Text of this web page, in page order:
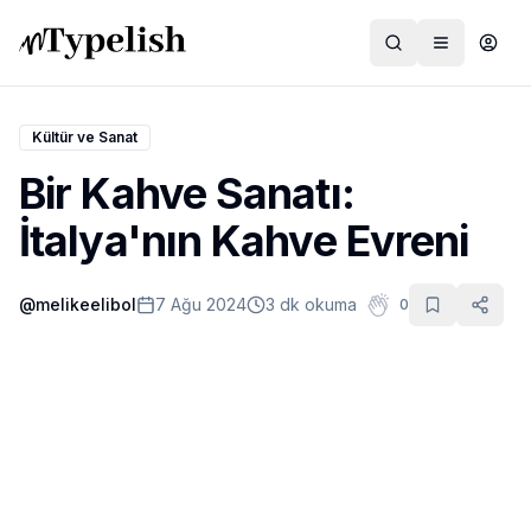
Dünya
Film ve Dizi
Kültür ve Sanat
Kültür ve Sanat
Bir Kahve Sanatı:
İtalya'nın Kahve Evreni
@melikeelibol 7 Ağu 2024 3 dk okuma 0